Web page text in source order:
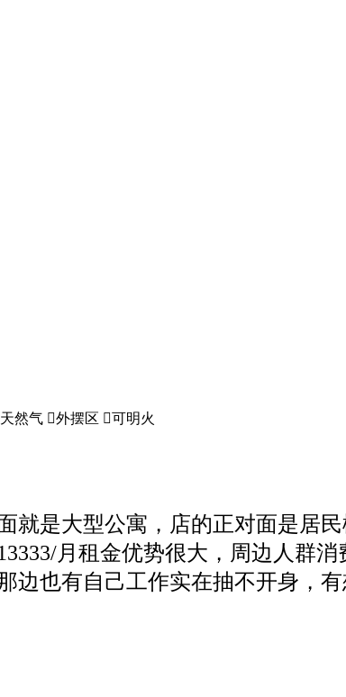
天然气 外摆区 可明火
就是大型公寓，店的正对面是居
月租金优势很大，周边人群消
也有自己工作实在抽不开身，有